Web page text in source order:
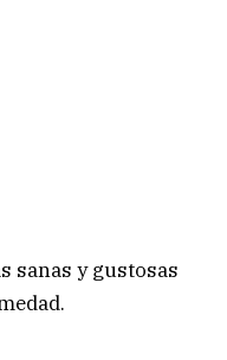
sanas y gustosas